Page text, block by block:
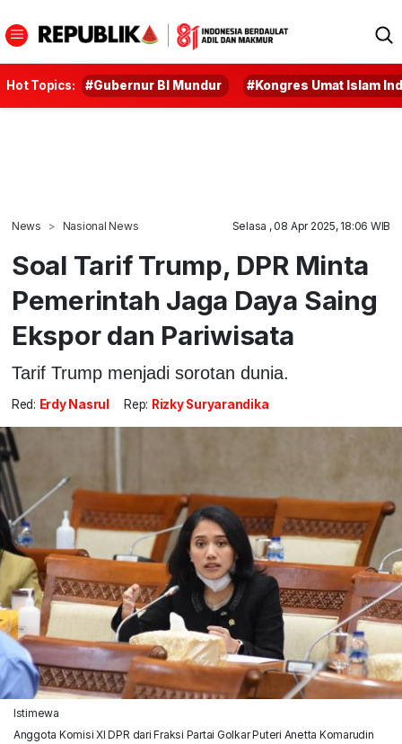
Hot Topics: #Gubernur BI Mundur #Kongres Umat Islam
News Nasional News Selasa , 08 Apr 2025, 18:06 WIB
Soal Tarif Trump, DPR Minta
Pemerintah Jaga Daya Saing
Ekspor dan Pariwisata
Tarif Trump menjadi sorotan dunia.
Red: Erdy Nasrul Rep: Rizky Suryarandika
Istimewa
Anggota Komisi XI DPR dari Fraksi Partai Golkar Puteri Anetta Komarudin